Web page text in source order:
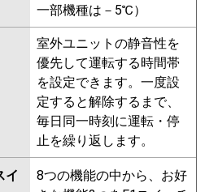
一部機種は－5℃）
室外ユニットの静音性を
優先して運転する時間帯
を設定できます。一度設
定すると解除するまで、
毎日同一時刻に運転・停
止を繰り返します。
イ
8つの機能の中から、お好